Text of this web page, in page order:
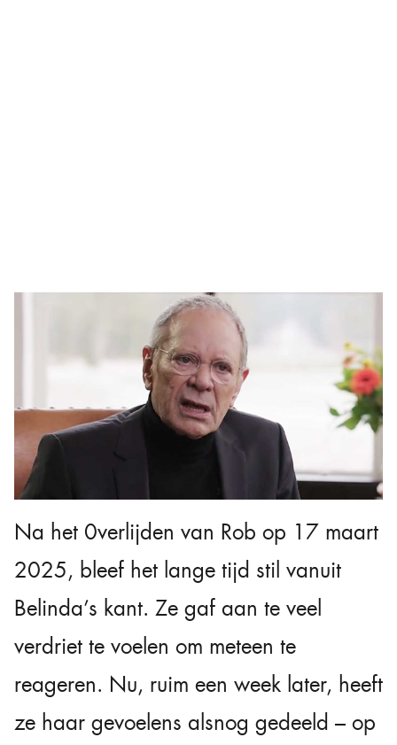
Na het 0verlijden van Rob op 17 maart
2025, bleef het lange tijd stil vanuit
Belinda’s kant. Ze gaf aan te veel
verdriet te voelen om meteen te
reageren. Nu, ruim een week later, heeft
ze haar gevoelens alsnog gedeeld – op